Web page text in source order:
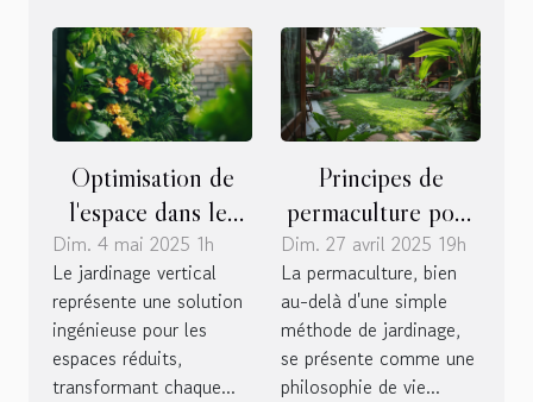
Optimisation de
l'espace dans les
petits jardins
techniques de
culture verticale et
choix de plantes
adaptées
Dim. 4 mai 2025 1h
Le jardinage vertical
représente une solution
ingénieuse pour les
espaces réduits,
transformant chaque...
Principes de
permaculture pour
les petits jardins
créer un
écosystème
durable chez soi
Dim. 27 avril 2025 19h
La permaculture, bien
au-delà d'une simple
méthode de jardinage,
se présente comme une
philosophie de vie...